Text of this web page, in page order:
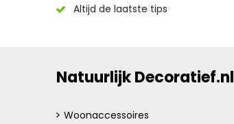
Altijd de laatste tips
Natuurlijk Decoratief.nl
Woonaccessoires